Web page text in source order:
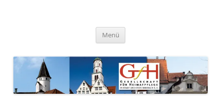
Gesellschaft für Heimatpflege
in Stadt und Kreis Biberach e.
V.
Menü